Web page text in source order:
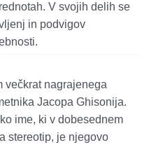
V svojih delih se
in podvigov
večkrat nagrajenega
Jacopa Ghisonija.
ime, ki v dobesednem
stereotip, je njegovo